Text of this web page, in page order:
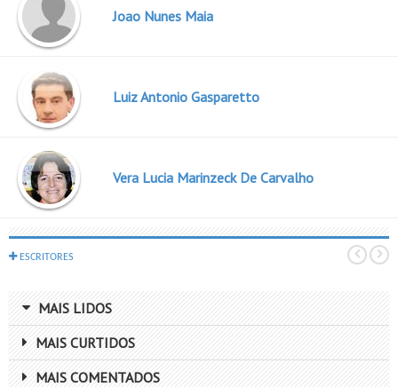
Joao Nunes Maia
Luiz Antonio Gasparetto
Vera Lucia Marinzeck De Carvalho
ESCRITORES
MAIS LIDOS
MAIS CURTIDOS
MAIS COMENTADOS